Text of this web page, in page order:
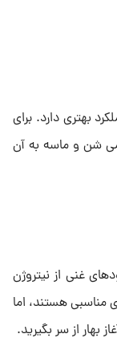
بهتری دارد. برای
شن و ماسه به آن
غنی از نیتروژن
مناسبی هستند، اما
بهار از سر بگیرید.